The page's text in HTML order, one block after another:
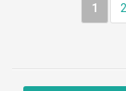
1 2